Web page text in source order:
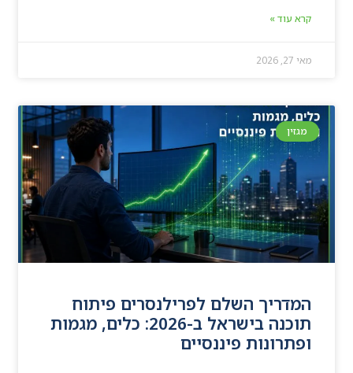
קרא עוד »
מאי 27, 2026
מגזין
המדריך השלם לפרילנסרים פיתוח
תוכנה בישראל ב-2026: כלים, מגמות
ופתרונות פיננסיים